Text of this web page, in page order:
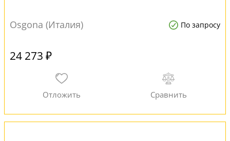
Osgona (Италия) По запросу
24 273 ₽